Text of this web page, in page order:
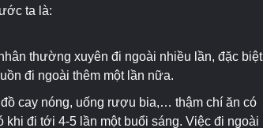
ta là:
thường xuyên đi ngoài nhiều lần, đặc biệt
đi ngoài thêm một lần nữa.
cay nóng, uống rượu bia,… thậm chí ăn có
khi đi tới 4-5 lần một buổi sáng. Việc đi ngoài